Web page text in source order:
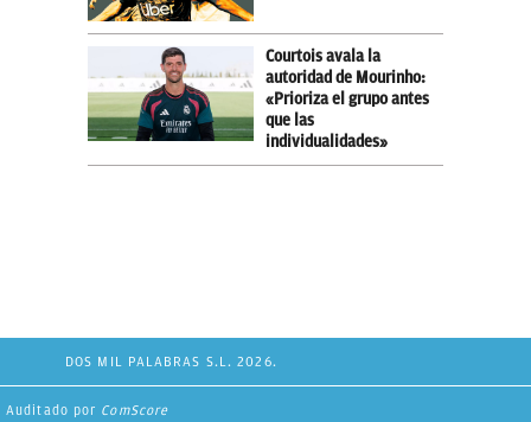
Courtois avala la
autoridad de Mourinho:
«Prioriza el grupo antes
que las
individualidades»
DOS MIL PALABRAS S.L. 2026.
Auditado por ComScore